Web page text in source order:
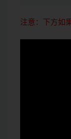
注意：下方如